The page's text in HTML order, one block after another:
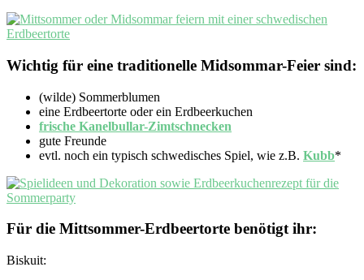
Wichtig für eine traditionelle Midsommar-Feier sind:
(wilde) Sommerblumen
eine Erdbeertorte oder ein Erdbeerkuchen
frische Kanelbullar-Zimtschnecken
gute Freunde
evtl. noch ein typisch schwedisches Spiel, wie z.B. Kubb*
Für die Mittsommer-Erdbeertorte benötigt ihr:
Biskuit: